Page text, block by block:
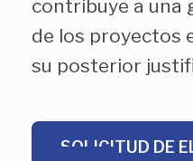
contribuye a una
de los proyectos
su posterior
SOLICITUD DE